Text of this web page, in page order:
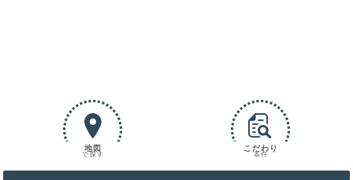
地図
で探す
こだわり
条件